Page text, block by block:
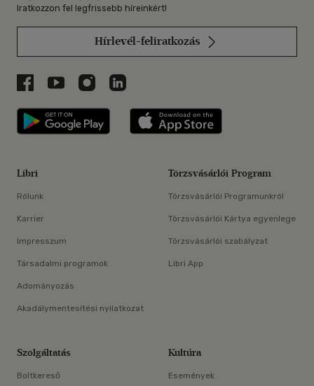
Iratkozzon fel legfrissebb híreinkért!
Hírlevél-feliratkozás
Libri a Facebookon
Libri a Youtube-on
Libri az Instagramon
Libri a LinkedInen
Libri applikáció Szerezd meg: Google
Libri
Rólunk
Karrier
Impresszum
Társadalmi programok
Adományozás
Akadálymentesítési nyilatkozat
Törzsvásárlói Program
Törzsvásárlói Programunkról
Törzsvásárlói Kártya egyenlege
Törzsvásárlói szabályzat
Libri App
Szolgáltatás
Boltkereső
Kultúra
Események